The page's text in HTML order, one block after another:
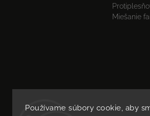
Používame súbory cookie, aby
Miešanie